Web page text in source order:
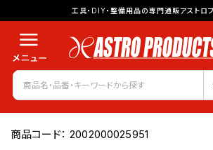
工具・DIY・整備用品の専門通販アストロ
商品コード：2002000025951